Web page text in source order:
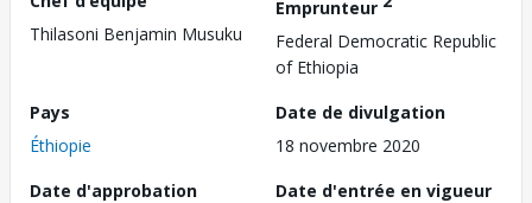
Thilasoni Benjamin Musuku
Emprunteur
Federal Democratic Republic
of Ethiopia
Pays
Éthiopie
Date de divulgation
18 novembre 2020
Date d'approbation
Date d'entrée en vigueur